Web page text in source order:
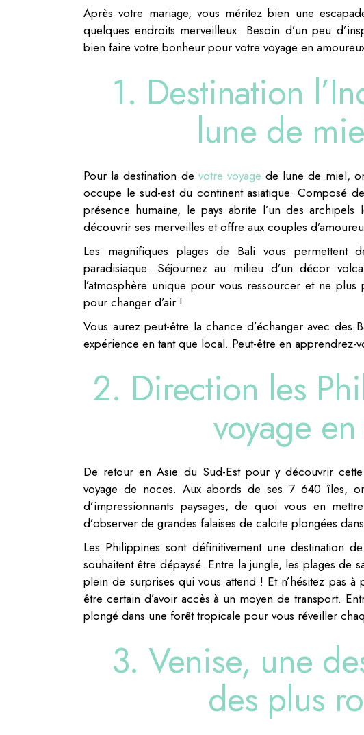
Après votre mariage, vous méritez bien une
quelques endroits merveilleux. Besoin d’un peu
bien faire votre bonheur pour votre voyage en
1. Destination
lune de
Pour la destination de votre voyage de lune de miel,
occupe le sud-est du continent asiatique. Composé
présence humaine, le pays abrite l’un des
découvrir ses merveilles et offre aux couples
Les magnifiques plages de Bali vous permettent
paradisiaque. Séjournez au milieu d’un décor
l’atmosphère unique pour vous ressourcer et ne
pour changer d’air !
Vous aurez peut-être la chance d’échanger avec
expérience en tant que local. Peut-être en apprendrez-
2. Direction les
voyage
De retour en Asie du Sud-Est pour y découvrir
voyage de noces. Aux abords de ses 7 640 îles,
d’impressionnants paysages, de quoi vous en
d’observer de grandes falaises de calcite plongées
Les Philippines sont définitivement une destination
souhaitent être dépaysé. Entre la jungle, les plages de
plein de surprises qui vous attend ! Et n’hésitez pas
être certain d’avoir accès à un moyen de transport.
plongé dans une forêt tropicale pour vous réveiller
3. Venise, une
des plus